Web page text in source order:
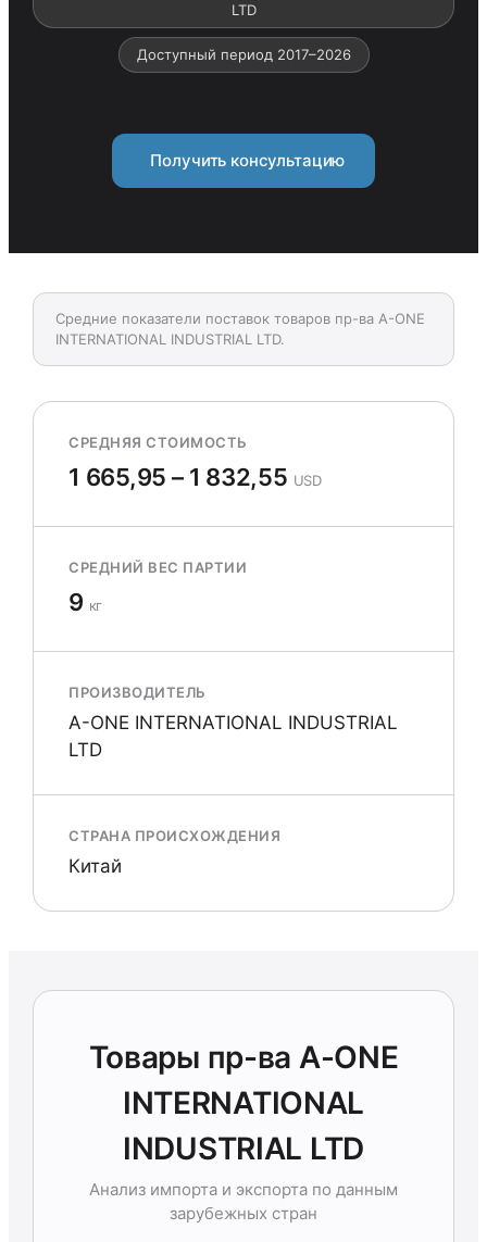
LTD
Доступный период 2017–2026
Получить консультацию
Средние показатели поставок товаров пр-ва A-ONE
INTERNATIONAL INDUSTRIAL LTD.
СРЕДНЯЯ СТОИМОСТЬ
1 665,95 – 1 832,55 USD
СРЕДНИЙ ВЕС ПАРТИИ
9 кг
ПРОИЗВОДИТЕЛЬ
A-ONE INTERNATIONAL INDUSTRIAL
LTD
СТРАНА ПРОИСХОЖДЕНИЯ
Китай
Товары пр-ва A-ONE
INTERNATIONAL
INDUSTRIAL LTD
Анализ импорта и экспорта по данным
зарубежных стран